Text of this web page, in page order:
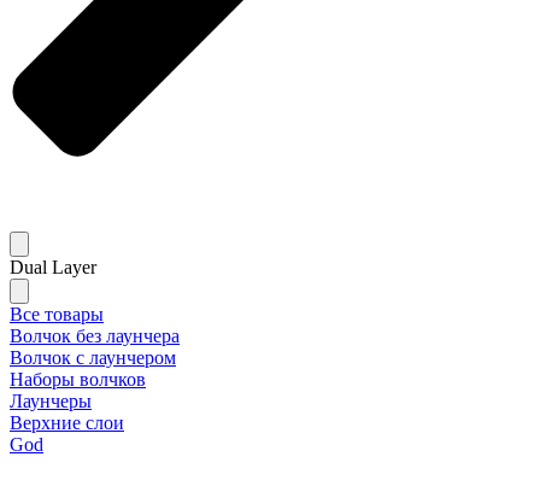
Dual Layer
Все товары
Волчок без лаунчера
Волчок с лаунчером
Наборы волчков
Лаунчеры
Верхние слои
God